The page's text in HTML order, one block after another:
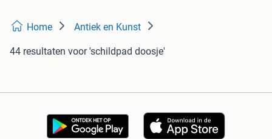
Home Antiek en Kunst
44 resultaten voor 'schildpad doosje'